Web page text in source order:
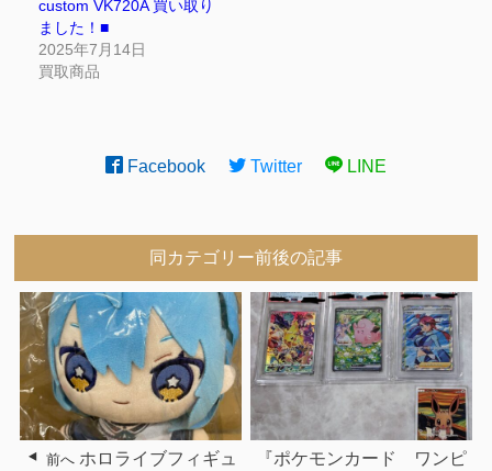
custom VK720A 買い取り
ました！■
2025年7月14日
買取商品
Facebook Twitter LINE
同カテゴリー前後の記事
前へ ホロライブフィギュ
『ポケモンカード ワンピ